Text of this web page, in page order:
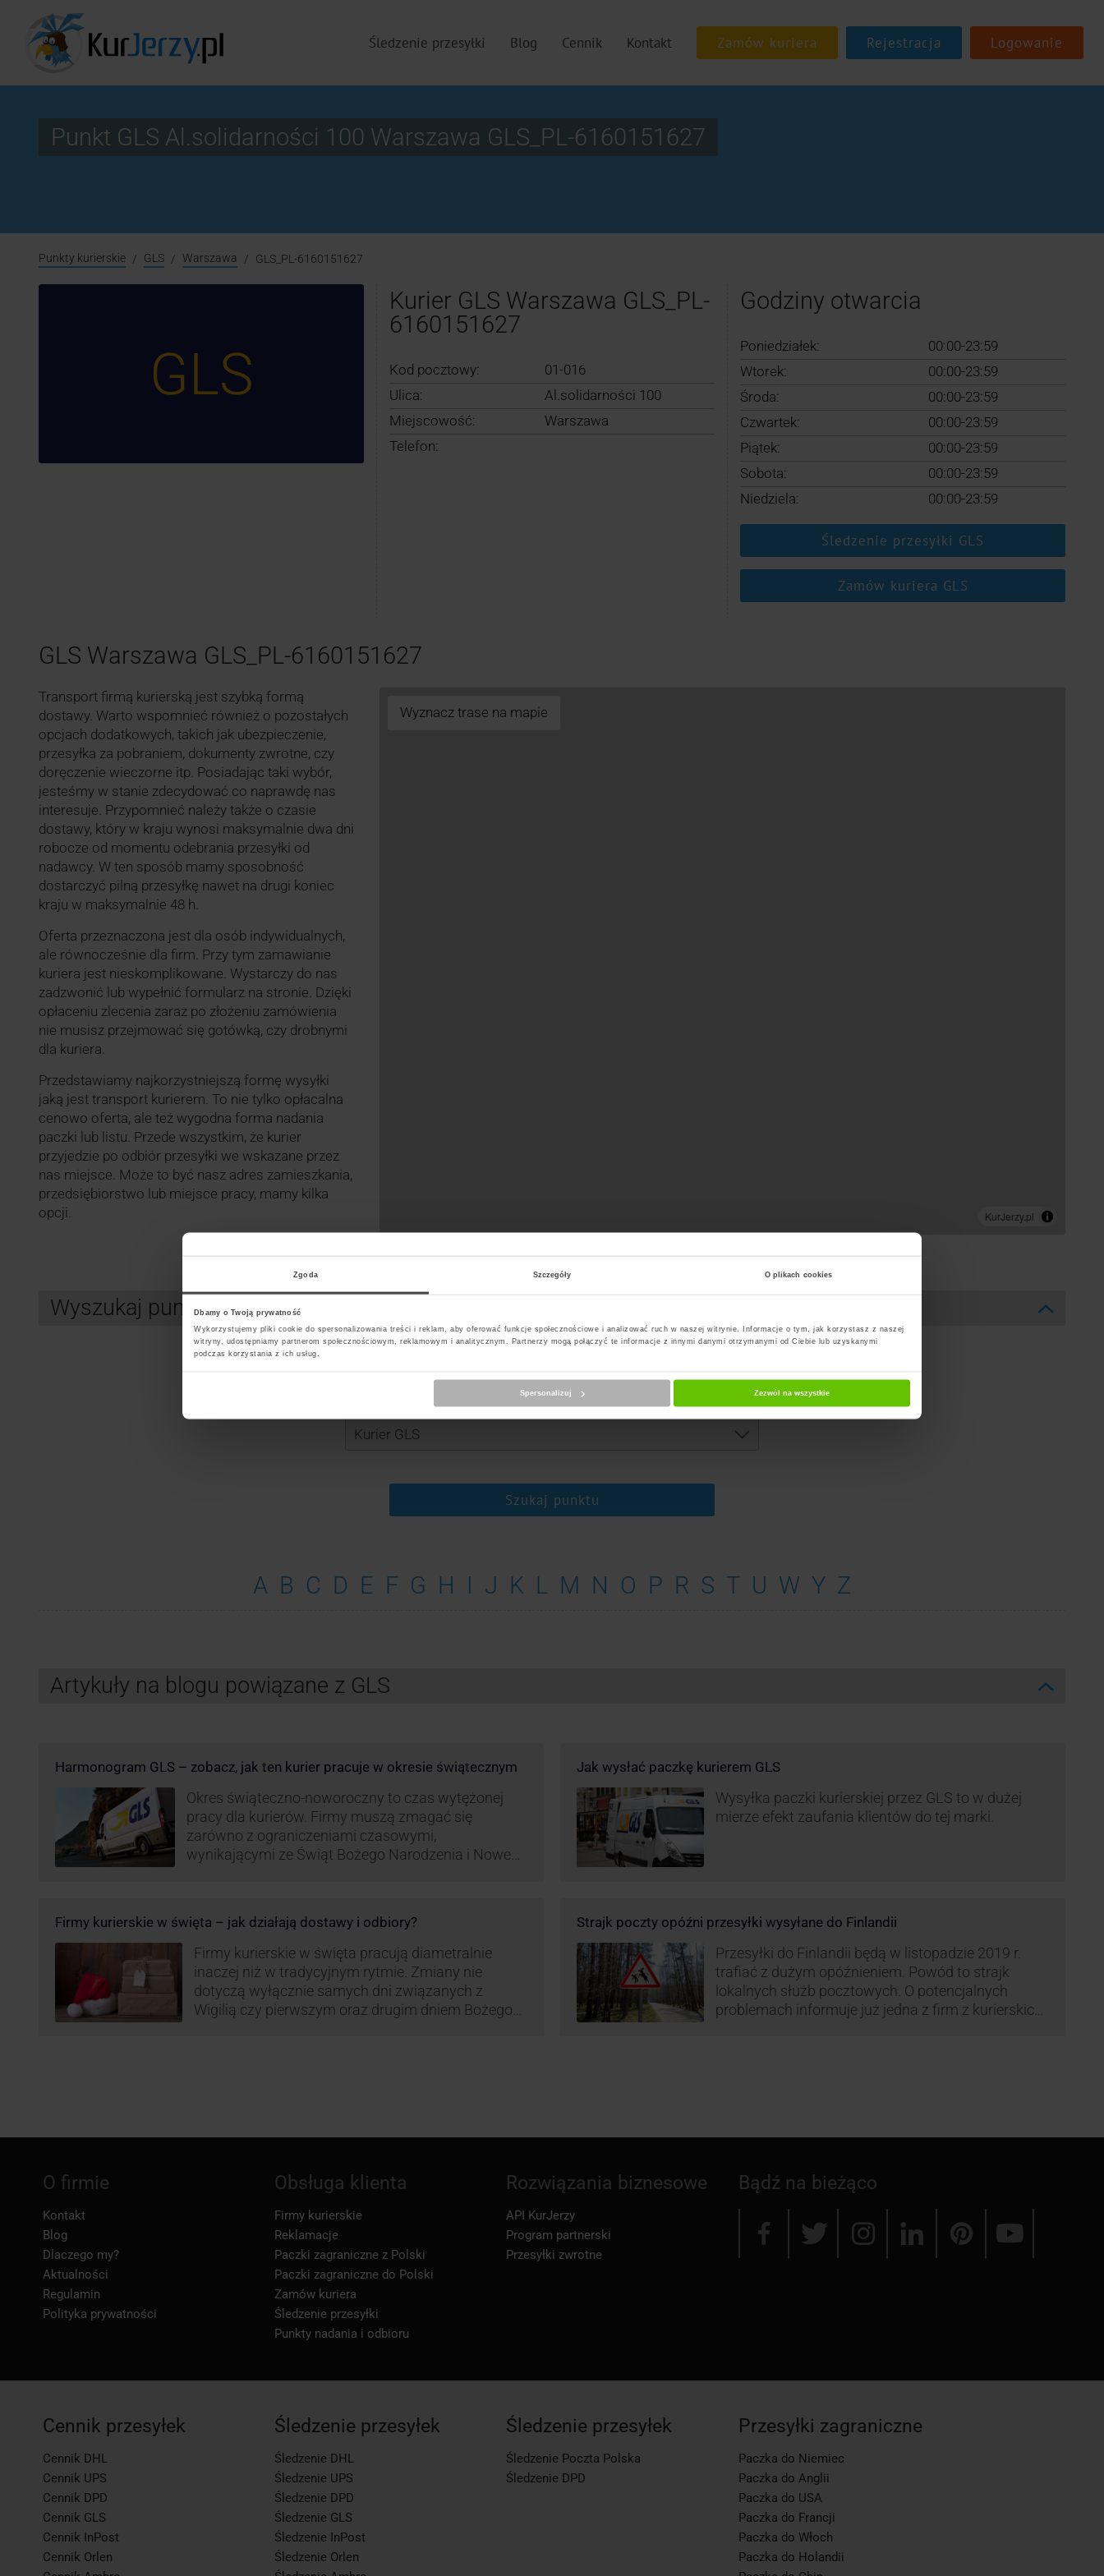
Zgoda Szczegóły O plikach cookies
Dbamy o Twoją prywatność
Wykorzystujemy pliki cookie do spersonalizowania treści i reklam, aby oferować funkcje społecznościowe i analizować ruch w naszej witrynie. Informacje o tym, jak korzystasz z naszej
witryny, udostępniamy partnerom społecznościowym, reklamowym i analitycznym. Partnerzy mogą połączyć te informacje z innymi danymi otrzymanymi od Ciebie lub uzyskanymi
podczas korzystania z ich usług.
Spersonalizuj Zezwól na wszystkie
Śledzenie przesyłki Blog Cennik Kontakt Rejestracja Logowanie
Punkt GLS Al.solidarności 100 Warszawa GLS_PL-6160151627
Punkty kurierskie GLS Warszawa GLS_PL-6160151627
GLS
Kurier GLS Warszawa GLS_PL-
6160151627
Kod pocztowy:
01-016
Ulica:
Al.solidarności 100
Miejscowość:
Warszawa
Telefon:
Godziny otwarcia
Poniedziałek:
00:00-23:59
Wtorek:
00:00-23:59
Środa:
00:00-23:59
Czwartek:
00:00-23:59
Piątek:
00:00-23:59
Sobota:
00:00-23:59
Niedziela:
00:00-23:59
Śledzenie przesyłki GLS
Zamów kuriera GLS
GLS Warszawa GLS_PL-6160151627
Transport firmą kurierską jest szybką formą
dostawy. Warto wspomnieć również o pozostałych
opcjach dodatkowych, takich jak ubezpieczenie,
przesyłka za pobraniem, dokumenty zwrotne, czy
doręczenie wieczorne itp. Posiadając taki wybór,
jesteśmy w stanie zdecydować co naprawdę nas
interesuje. Przypomnieć należy także o czasie
dostawy, który w kraju wynosi maksymalnie dwa dni
robocze od momentu odebrania przesyłki od
nadawcy. W ten sposób mamy sposobność
dostarczyć pilną przesyłkę nawet na drugi koniec
kraju w maksymalnie 48 h.
Oferta przeznaczona jest dla osób indywidualnych,
ale równocześnie dla firm. Przy tym zamawianie
kuriera jest nieskomplikowane. Wystarczy do nas
zadzwonić lub wypełnić formularz na stronie. Dzięki
opłaceniu zlecenia zaraz po złożeniu zamówienia
nie musisz przejmować się gotówką, czy drobnymi
dla kuriera.
Przedstawiamy najkorzystniejszą formę wysyłki
jaką jest transport kurierem. To nie tylko opłacalna
cenowo oferta, ale też wygodna forma nadania
paczki lub listu. Przede wszystkim, że kurier
przyjedzie po odbiór przesyłki we wskazane przez
nas miejsce. Może to być nasz adres zamieszkania,
przedsiębiorstwo lub miejsce pracy, mamy kilka
opcji.
Wyznacz trase na mapie
Wyszukaj punkt kurierski GLS
Szukaj punktu
A B C D E F G H I J K L M N O P R S T U W Y Z
Artykuły na blogu powiązane z GLS
Harmonogram GLS – zobacz, jak ten kurier pracuje w okresie świątecznym
Okres świąteczno-noworoczny to czas wytężonej
pracy dla kurierów. Firmy muszą zmagać się
zarówno z ograniczeniami czasowymi,
wynikającymi ze Świąt Bożego Narodzenia i Nowego
GLS na czas świąteczny!
Jak wysłać paczkę kurierem GLS
Wysyłka paczki kurierskiej przez GLS to w dużej
mierze efekt zaufania klientów do tej marki.
Firmy kurierskie w święta – jak działają dostawy i odbiory?
Firmy kurierskie w święta pracują diametralnie
inaczej niż w tradycyjnym rytmie. Zmiany nie
dotyczą wyłącznie samych dni związanych z
Wigilią czy pierwszym oraz drugim dniem Bożego
Strajk poczty opóźni przesyłki wysyłane do Finlandii
Przesyłki do Finlandii będą w listopadzie 2019 r.
trafiać z dużym opóźnieniem. Powód to strajk
lokalnych służb pocztowych. O potencjalnych
problemach informuje już jedna z firm z kurierskich
Bądź na bieżąco
O firmie
Kontakt
Blog
Dlaczego my?
Aktualności
Regulamin
Polityka prywatności
Obsługa klienta
Firmy kurierskie
Reklamacje
Paczki zagraniczne z Polski
Paczki zagraniczne do Polski
Zamów kuriera
Śledzenie przesyłki
Punkty nadania i odbioru
Rozwiązania biznesowe
API KurJerzy
Program partnerski
Przesyłki zwrotne
Cennik przesyłek
Cennik DHL
Cennik UPS
Cennik DPD
Cennik GLS
Cennik InPost
Cennik Orlen
Śledzenie przesyłek
Śledzenie DHL
Śledzenie UPS
Śledzenie DPD
Śledzenie GLS
Śledzenie InPost
Śledzenie Orlen
Śledzenie przesyłek
Śledzenie Poczta Polska
Śledzenie DPD
Przesyłki zagraniczne
Paczka do Niemiec
Paczka do Anglii
Paczka do USA
Paczka do Francji
Paczka do Włoch
Paczka do Holandii